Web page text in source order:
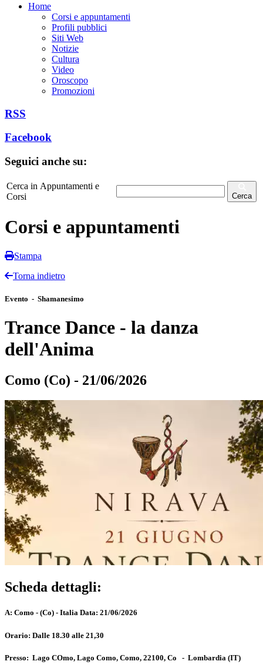
Home
Corsi e appuntamenti
Profili pubblici
Siti Web
Notizie
Cultura
Video
Oroscopo
Promozioni
RSS
Facebook
Seguici anche su:
Cerca in Appuntamenti e
Corsi
Cerca
Corsi e appuntamenti
Stampa
Torna indietro
Evento - Shamanesimo
Trance Dance - la danza
dell'Anima
Como (Co) - 21/06/2026
Scheda dettagli:
A: Como - (Co) - Italia Data: 21/06/2026
Orario: Dalle 18.30 alle 21,30
Presso: Lago COmo, Lago Como, Como, 22100, Co - Lombardia (IT)